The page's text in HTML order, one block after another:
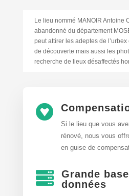
Le lieu nommé MANOIR Antoine
abandonné du département
peut attirer les adeptes de l’urbex
de découverte mais aussi les
recherche de lieux désaffectés

Si le lieu que vous
rénové, nous vous
en guise de

Grande
données